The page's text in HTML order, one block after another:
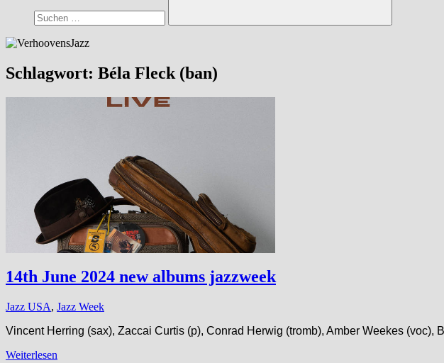
Suchen
Schlagwort: Béla Fleck (ban)
14th June 2024 new albums jazzweek
Jazz USA, Jazz Week
Vincent Herring (sax), Zaccai Curtis (p), Conrad Herwig (tromb), Amber Weekes
Weiterlesen